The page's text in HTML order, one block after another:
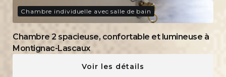
Chambre individuelle avec salle de bain
Chambre 2 spacieuse, confortable et lumineuse à
Montignac-Lascaux
Voir les détails